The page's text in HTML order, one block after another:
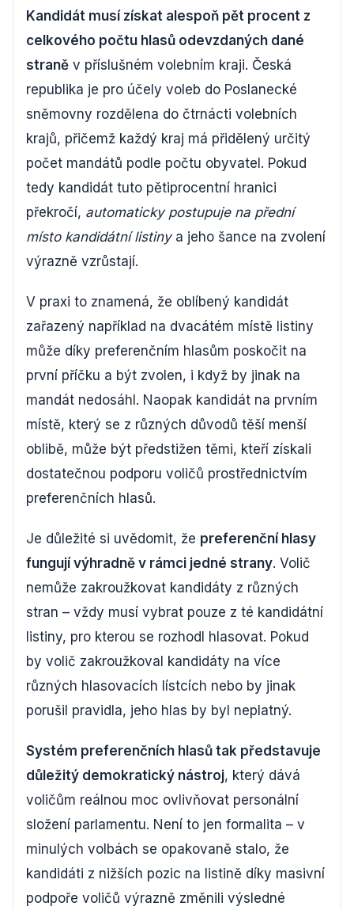
Kandidát musí získat alespoň pět procent z
celkového počtu hlasů odevzdaných dané
straně v příslušném volebním kraji. Česká
republika je pro účely voleb do Poslanecké
sněmovny rozdělena do čtrnácti volebních
krajů, přičemž každý kraj má přidělený určitý
počet mandátů podle počtu obyvatel. Pokud
tedy kandidát tuto pětiprocentní hranici
překročí, automaticky postupuje na přední
místo kandidátní listinya jeho šance na zvolení
výrazně vzrůstají.
V praxi to znamená, že oblíbený kandidát
zařazený například na dvacátém místě listiny
může díky preferenčním hlasům poskočit na
první příčku a být zvolen, i když by jinak na
mandát nedosáhl. Naopak kandidát na prvním
místě, který se z různých důvodů těší menší
oblibě, může být předstižen těmi, kteří získali
dostatečnou podporu voličů prostřednictvím
preferenčních hlasů.
Je důležité si uvědomit, že preferenční hlasy
fungují výhradně v rámci jedné strany. Volič
nemůže zakroužkovat kandidáty z různých
stran – vždy musí vybrat pouze z té kandidátní
listiny, pro kterou se rozhodl hlasovat. Pokud
by volič zakroužkoval kandidáty na více
různých hlasovacích lístcích nebo by jinak
porušil pravidla, jeho hlas by byl neplatný.
Systém preferenčních hlasů tak představuje
důležitý demokratický nástroj, který dává
voličům reálnou moc ovlivňovat personální
složení parlamentu. Není to jen formalita – v
minulých volbách se opakovaně stalo, že
kandidáti z nižších pozic na listině díky masivní
podpoře voličů výrazně změnili výsledné